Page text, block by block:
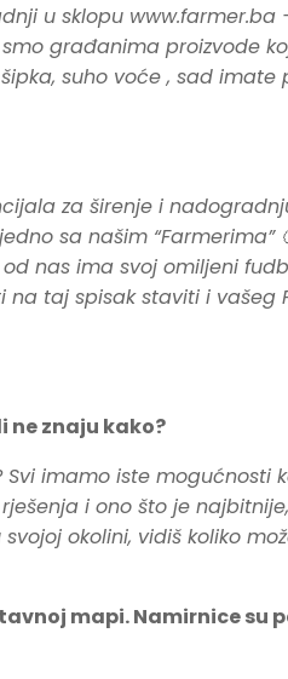
u sklopu
građanima proizvode
suho voće , sad imate
za širenje i
sa našim “Farmerima”
nas ima svoj omiljeni
taj spisak staviti i vašeg
ne znaju kako?
imamo iste mogućnosti
i ono što je
okolini, vidiš koliko
mapi. Namirnice su